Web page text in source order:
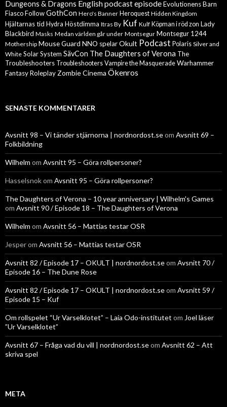
Dungeons & Dragons English podcast episodeEvolutionens Barn
Fiasco FollowGothCon Hero's Banner Heroquest Hidden Kingdom
Hjältarnas tid Hydra Höstdimma Itras By Kuf Kulf Köpman i röd zon Lady
Blackbird Masks Medan världen går under Montsegur Montsegur 1244
Mothership Mouse Guard NNO spelarOkult Podcast Polaris Silver and
White Solar System SävCon The Daughters of Verona The
Troubleshooters Troubleshooters Vampire the Masquerade Warhammer
Fantasy Roleplay Zombie Cinema Ökenros
SENASTE KOMMENTARER
Avsnitt 98 – Vi tänder stjärnorna | nordnordost.seom Avsnitt 69 –
Folkbildning
Wilhelm om Avsnitt 95 – Göra rollpersoner?
Hasselsnokom Avsnitt 95 – Göra rollpersoner?
The Daughters of Verona – 10 year anniversary | Wilhelm's Games
om Avsnitt 90 / Episode 18 – The Daughters of Verona
Wilhelm om Avsnitt 56 – Mattias testar OSR
Jesperom Avsnitt 56 – Mattias testar OSR
Avsnitt 82 / Episode 17 – OKULT | nordnordost.seom Avsnitt 70 /
Episode 16 – The Dune Rose
Avsnitt 82 / Episode 17 – OKULT | nordnordost.seom Avsnitt 59 /
Episode 15 – Kuf
Om rollspelet “Ur Varselklotet” – Laia Odo-institutet om Joel läser
”Ur Varselklotet”
Avsnitt 67 – Fråga vad du vill | nordnordost.seom Avsnitt 62 – Att
skriva spel
META